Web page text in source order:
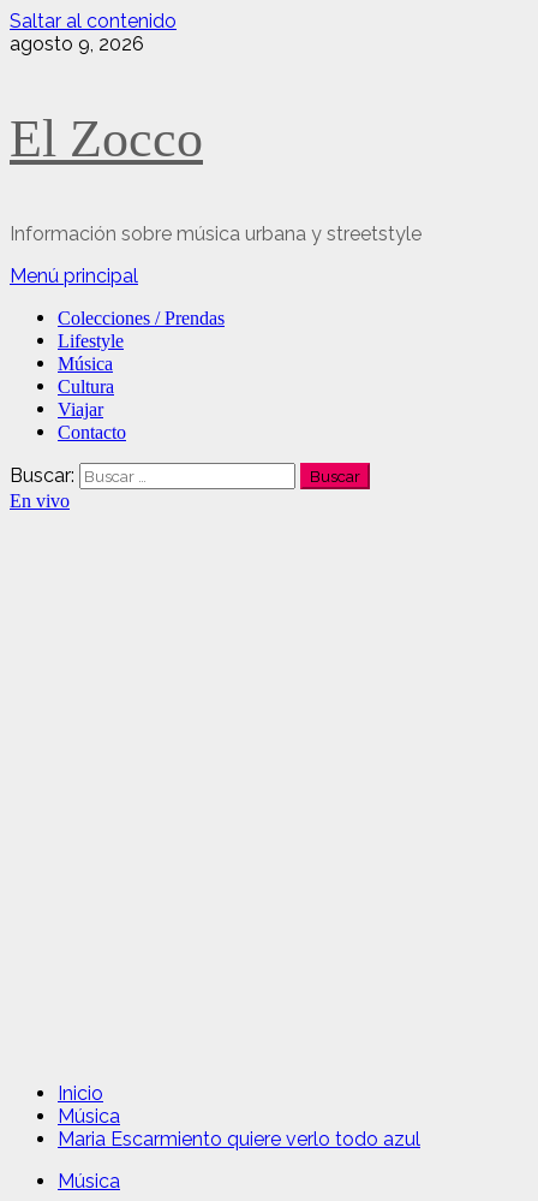
Saltar al contenido
agosto 9, 2026
El Zocco
Información sobre música urbana y streetstyle
Menú principal
Colecciones / Prendas
Lifestyle
Música
Cultura
Viajar
Contacto
Buscar:
En vivo
Inicio
Música
Maria Escarmiento quiere verlo todo azul
Música